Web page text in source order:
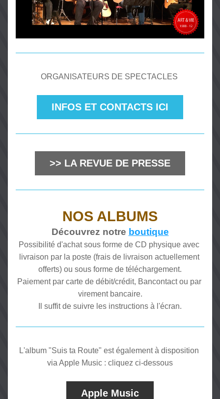
ORGANISATEURS DE SPECTACLES
INFOS ET CONTACTS ICI
>> LA REVUE DE PRESSE
NOS ALBUMS
Découvrez notre boutique
Possibilité d'achat sous forme de CD physique avec
livraison par la poste (frais de livraison actuellement
offerts) ou sous forme de téléchargement.
Paiement par carte de débit/crédit, Bancontact ou par
virement bancaire.
Il suffit de suivre les instructions à l'écran.
L'album "Suis ta Route" est également à disposition
via Apple Music : cliquez ci-dessous
Apple Music